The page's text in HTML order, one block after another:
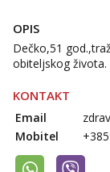
OPIS
Dečko,51
obiteljskog života.
KONTAKT
Email
Mobitel